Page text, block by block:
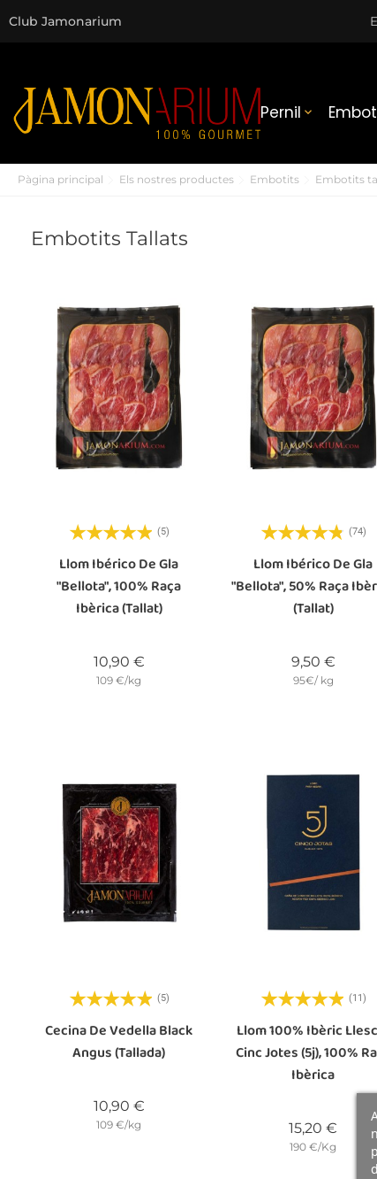
Club Jamonarium
Pernil 
Pàgina principal Els nostres productes Embotits Embotits
Embotits Tallats
(5)
Llom Ibérico De Gla
"bellota", 100% Raça
Ibèrica (Tallat)
10,90 €Preu
109 €/kg
(74)
Llom Ibérico De Gla
"bellota", 50% Raça
(tallat)
9,50 €Preu
95€/ kg
(5)
Cecina De Vedella Black
Angus (tallada)
10,90 €Preu
109 €/kg
(11)
Llom 100% Ibèric
Cinc Jotes (5j), 100%
Ibèrica
15,20 €
190 €/Kg